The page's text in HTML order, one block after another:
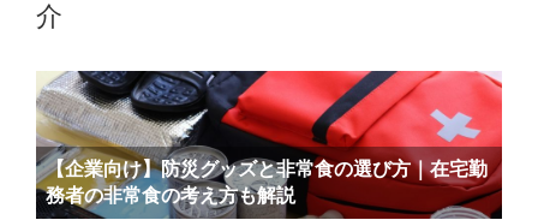
介
【企業向け】防災グッズと非常食の選び方｜在宅勤
務者の非常食の考え方も解説